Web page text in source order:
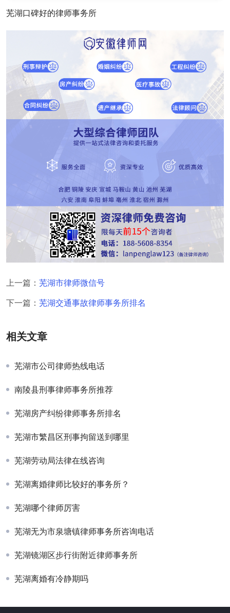
芜湖口碑好的律师事务所
上一篇： 芜湖市律师微信号
下一篇： 芜湖交通事故律师事务所排名
相关文章
芜湖市公司律师热线电话
南陵县刑事律师事务所推荐
芜湖房产纠纷律师事务所排名
芜湖市繁昌区刑事拘留送到哪里
芜湖劳动局法律在线咨询
芜湖离婚律师比较好的事务所？
芜湖哪个律师厉害
芜湖无为市泉塘镇律师事务所咨询电话
芜湖镜湖区步行街附近律师事务所
芜湖离婚有冷静期吗